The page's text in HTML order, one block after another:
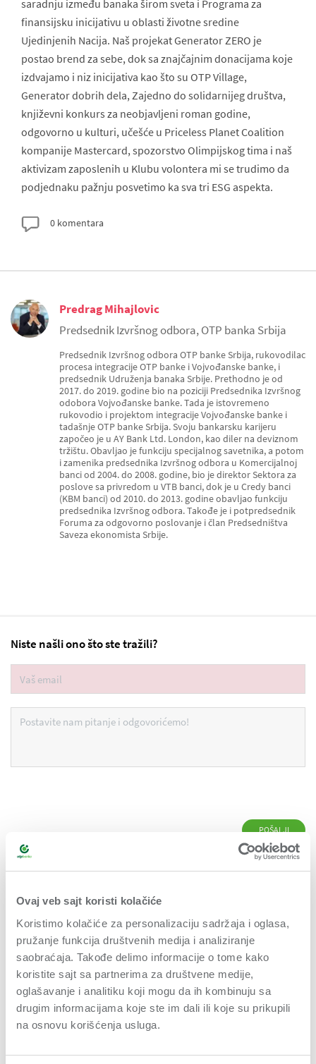
Ovaj veb sajt koristi kolačiće
Koristimo kolačiće za personalizaciju sadržaja i oglasa,
pružanje funkcija društvenih medija i analiziranje
saobraćaja. Takođe delimo informacije o tome kako
koristite sajt sa partnerima za društvene medije,
oglašavanje i analitiku koji mogu da ih kombinuju sa
drugim informacijama koje ste im dali ili koje su prikupili
na osnovu korišćenja usluga.
saradnju između banaka širom sveta i Programa za
finansijsku inicijativu u oblasti životne sredine
Ujedinjenih Nacija. Naš projekat Generator ZERO je
postao brend za sebe, dok sa znajčajnim donacijama koje
izdvajamo i niz inicijativa kao što su OTP Village,
Generator dobrih dela, Zajedno do solidarnijeg društva,
književni konkurs za neobjavljeni roman godine,
odgovorno u kulturi, učešće u Priceless Planet Coalition
kompanije Mastercard, spozorstvo Olimpijskog tima i naš
aktivizam zaposlenih u Klubu volontera mi se trudimo da
podjednaku pažnju posvetimo ka sva tri ESG aspekta.
0 komentara
Predrag Mihajlovic
Predsednik Izvršnog odbora, OTP banka Srbija
Predsednik Izvršnog odbora OTP banke Srbija, rukovodilac
procesa integracije OTP banke i Vojvođanske banke, i
predsednik Udruženja banaka Srbije. Prethodno je od
2017. do 2019. godine bio na poziciji Predsednika Izvršnog
odobora Vojvođanske banke. Tada je istovremeno
rukovodio i projektom integracije Vojvođanske banke i
tadašnje OTP banke Srbija. Svoju bankarsku karijeru
započeo je u AY Bank Ltd. London, kao diler na deviznom
tržištu. Obavljao je funkciju specijalnog savetnika, a potom
i zamenika predsednika Izvršnog odbora u Komercijalnoj
banci od 2004. do 2008. godine, bio je direktor Sektora za
poslove sa privredom u VTB banci, dok je u Credy banci
(KBM banci) od 2010. do 2013. godine obavljao funkciju
predsednika Izvršnog odbora. Takođe je i potpredsednik
Foruma za odgovorno poslovanje i član Predsedništva
Saveza ekonomista Srbije.
BIZNIS
INOVACIJE
IZ NAŠEG UGLA
Niste našli ono što ste tražili?
of Serviceapply.